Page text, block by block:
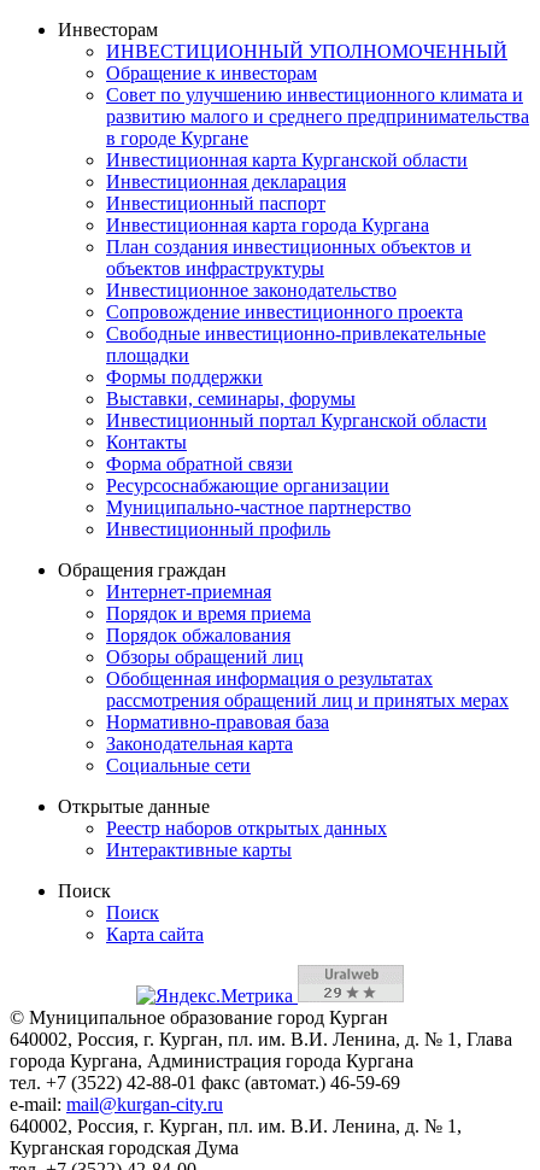
Инвесторам
ИНВЕСТИЦИОННЫЙ УПОЛНОМОЧЕННЫЙ
Обращение к инвесторам
Совет по улучшению инвестиционного климата и
развитию малого и среднего предпринимательства
в городе Кургане
Инвестиционная карта Курганской области
Инвестиционная декларация
Инвестиционный паспорт
Инвестиционная карта города Кургана
План создания инвестиционных объектов и
объектов инфраструктуры
Инвестиционное законодательство
Сопровождение инвестиционного проекта
Свободные инвестиционно-привлекательные
площадки
Формы поддержки
Выставки, семинары, форумы
Инвестиционный портал Курганской области
Контакты
Форма обратной связи
Ресурсоснабжающие организации
Муниципально-частное партнерство
Инвестиционный профиль
Обращения граждан
Интернет-приемная
Порядок и время приема
Порядок обжалования
Обзоры обращений лиц
Обобщенная информация о результатах
рассмотрения обращений лиц и принятых мерах
Нормативно-правовая база
Законодательная карта
Социальные сети
Открытые данные
Реестр наборов открытых данных
Интерактивные карты
Поиск
Поиск
Карта сайта
© Муниципальное образование город Курган
640002, Россия, г. Курган, пл. им. В.И. Ленина, д. № 1, Глава
города Кургана, Администрация города Кургана
тел. +7 (3522) 42-88-01 факс (автомат.) 46-59-69
e-mail: mail@kurgan-city.ru
640002, Россия, г. Курган, пл. им. В.И. Ленина, д. № 1,
Курганская городская Дума